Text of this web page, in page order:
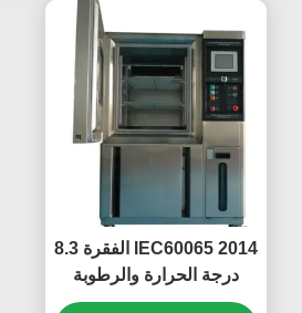
IEC60065 2014 الفقرة 8.3
درجة الحرارة والرطوبة
غرفة تتراوح درجة الحرارة